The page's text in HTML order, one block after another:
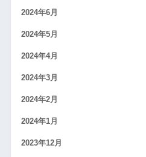
2024年6月
2024年5月
2024年4月
2024年3月
2024年2月
2024年1月
2023年12月